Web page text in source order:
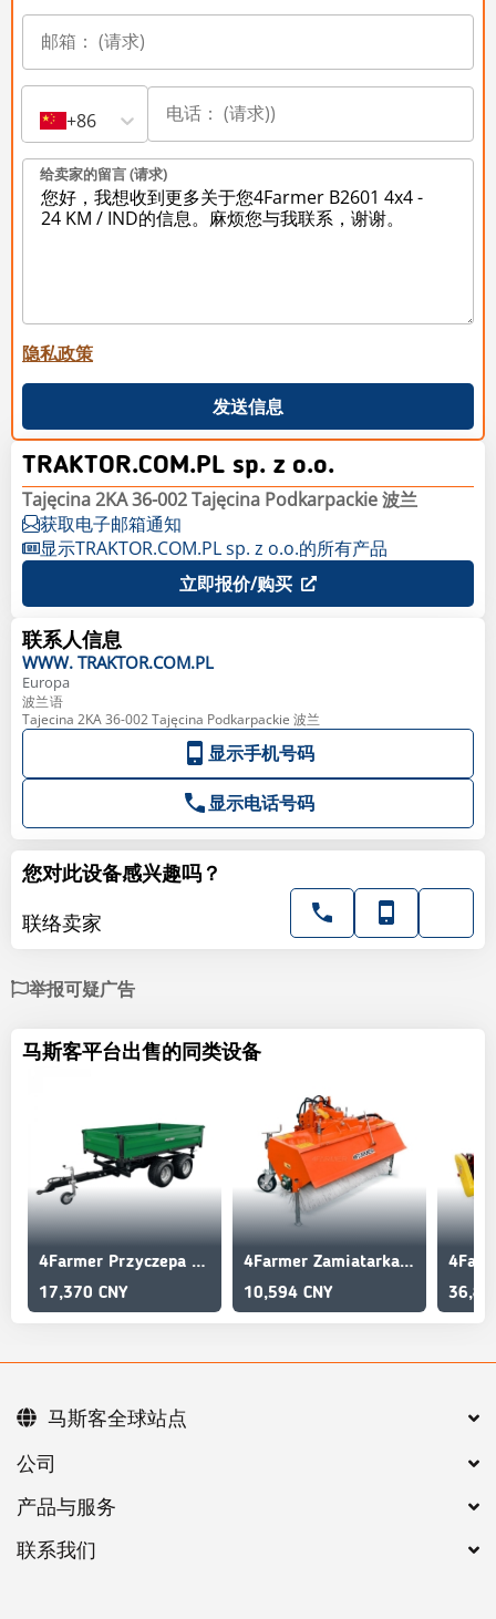
+86
给卖家的留言 (请求)
隐私政策
发送信息
TRAKTOR.COM.PL sp. z o.o.
Tajęcina 2KA 36-002 Tajęcina Podkarpackie 波兰
获取电子邮箱通知
显示TRAKTOR.COM.PL sp. z o.o.的所有产品
立即报价/购买
联系人信息
WWW. TRAKTOR.COM.PL
Europa
波兰语
Tajecina 2KA 36-002 Tajęcina Podkarpackie 波兰
显示手机号码
显示电话号码
您对此设备感兴趣吗？
联络卖家
举报可疑广告
马斯客平台出售的同类设备
4Farmer Przyczepa rolnicza dwuosiowa 2,5T z kiprem 4FARMER
17,370 CNY
4Farmer Zamiatarka 120 cm do traktora z wkładem spiralnym
10,594 CNY
公司
产品与服务
联系我们
马斯客全球站点